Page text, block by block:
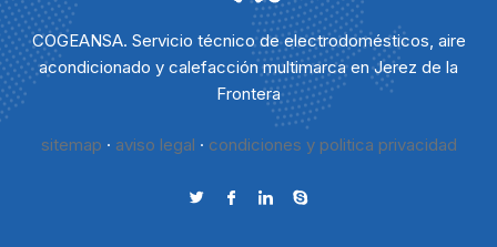
COGEANSA. Servicio técnico de electrodomésticos, aire
acondicionado y calefacción multimarca en Jerez de la
Frontera
sitemap · aviso legal · condiciones y politica privacidad